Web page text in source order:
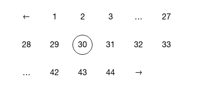
← 1 2 3 … 27
28 29 30 31 32 33
… 42 43 44 →